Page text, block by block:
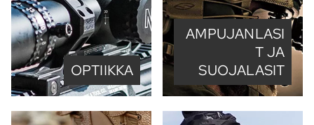
OPTIIKKA
AMPUJANLASI
T JA
SUOJALASIT